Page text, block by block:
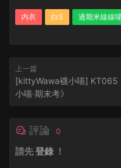
内衣 白S 過期米線線
上一篇
[kittyWawa襪小喵] KT065
小喵·期末考》
評論 0
請先登錄 ！